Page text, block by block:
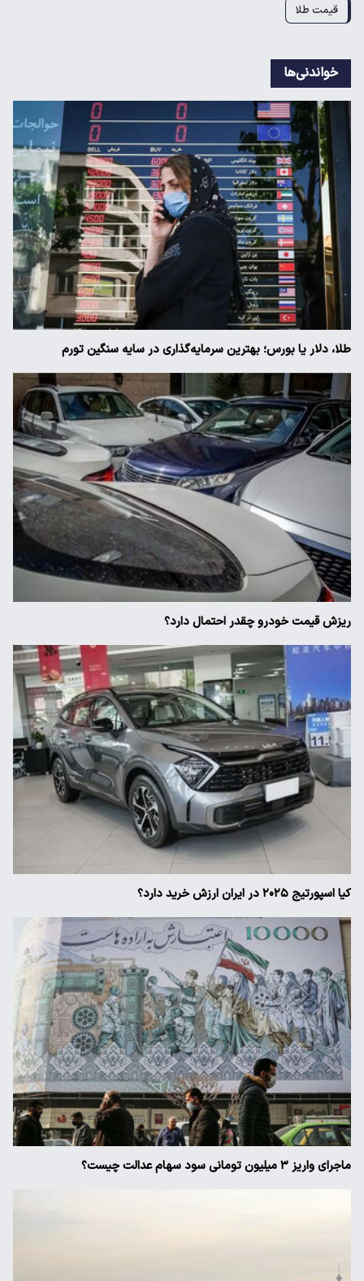
قیمت طلا
خواندنی‌ها
طلا، دلار یا بورس؛ بهترین سرمایه‌گذاری در سایه سنگین تورم
ریزش قیمت خودرو چقدر احتمال دارد؟
کیا اسپورتیج ۲۰۲۵ در ایران ارزش خرید دارد؟
ماجرای واریز ۳ میلیون تومانی سود سهام عدالت چیست؟